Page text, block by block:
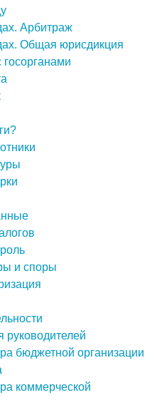
Арбитраж
Общая юрисдикция
и споры
руководителей
бюджетной организации
коммерческой